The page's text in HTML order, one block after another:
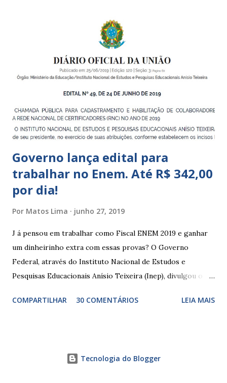
crianças de zero a 3 anos e 11 meses; – EMEIs - Escolas
Municipais de Educação Infantil, que atendem crianças de 4
a 5 anos e 11 meses; – CEMEI - Centro Municipal de
Educação Infantil, que recebe crianças de zero a 5 anos e 11
Indígena, e trabalham com cri...
Governo lança edital para
trabalhar no Enem. Até R$ 342,00
por dia!
Por Matos Lima junho 27, 2019
J á pensou em trabalhar como Fiscal ENEM 2019 e ganhar
um dinheirinho extra com essas provas? O Governo
Federal, através do Instituto Nacional de Estudos e
Pesquisas Educacionais Anísio Teixeira (Inep), divulgou o
Enem 2019. O Exame Nacional do Ensino Médio ou ENEM é
essas provas. As funções principais de um fiscal de prova
COMPARTILHAR 30 COMENTÁRIOS LEIA MAIS
Tecnologia do Blogger